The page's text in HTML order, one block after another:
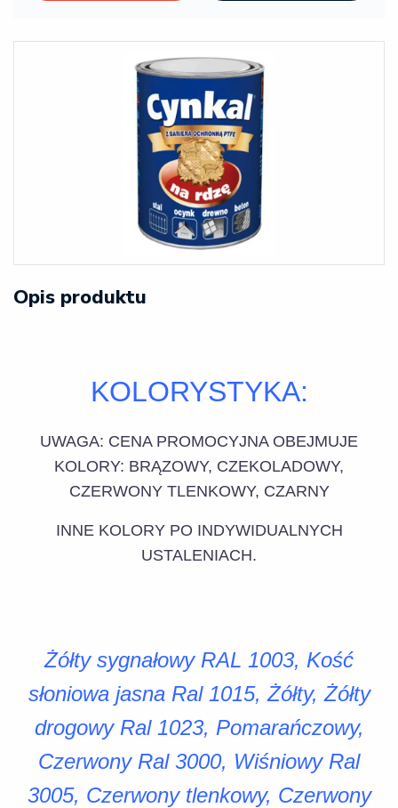
Opis produktu
KOLORYSTYKA:
UWAGA: CENA PROMOCYJNA OBEJMUJE
KOLORY: BRĄZOWY, CZEKOLADOWY,
CZERWONY TLENKOWY, CZARNY
INNE KOLORY PO INDYWIDUALNYCH
USTALENIACH.
Żółty sygnałowy RAL 1003, Kość
słoniowa jasna Ral 1015, Żółty, Żółty
drogowy Ral 1023, Pomarańczowy,
Czerwony Ral 3000, Wiśniowy Ral
3005, Czerwony tlenkowy, Czerwony